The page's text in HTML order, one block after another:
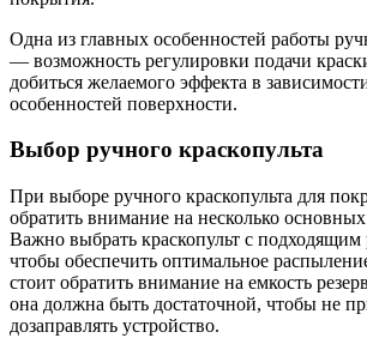
Одна из главных особенностей работы
— возможность регулировки подачи
добиться желаемого эффекта в
особенностей поверхности.
Выбор ручного краскопульта
При выборе ручного краскопульта для
обратить внимание на несколько
Важно выбрать краскопульт с подходящим
чтобы обеспечить оптимальное
стоит обратить внимание на емкость
она должна быть достаточной, чтобы не
дозаправлять устройство.